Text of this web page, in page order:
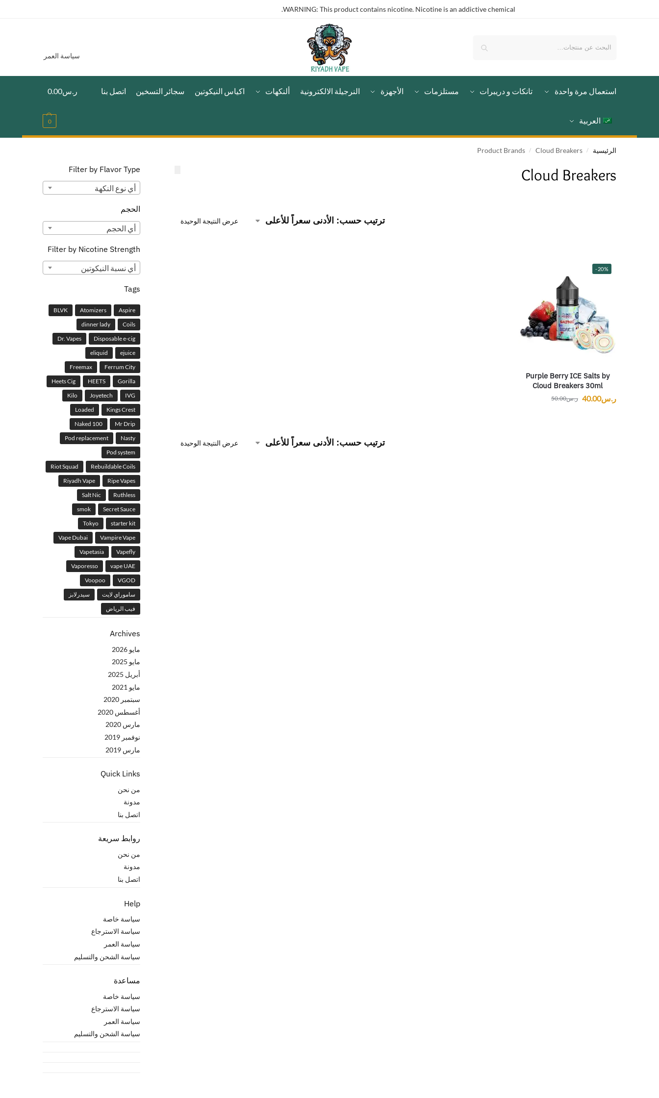
WARNING: This product contains nicotine. Nicotine is an addictive chemical.
سياسة العمر
استعمال مرة واحدة تانكات و دريبرات مستلزمات الأجهزة النرجيلة الالكترونية ألنكهات اكياس النيكوتين سجائر التسخين اتصل بنا
العربية
ر.س0.00
0
الرئيسية /
Product Brands / Cloud Breakers
Cloud Breakers
عرض النتيجة الوحيدة
-20%
Purple Berry ICE Salts by
Cloud Breakers 30ml
ر.س50.00 ر.س40.00
عرض النتيجة الوحيدة
Filter by Flavor Type
أي ‏نوع النكهة
الحجم
أي ‏الحجم
Filter by Nicotine Strength
أي ‏نسبة النيكوتين
Tags
Aspire
Atomizers
BLVK
Coils
dinner lady
Disposable e-cig
Dr. Vapes
ejuice
eliquid
Ferrum City
Freemax
Gorilla
HEETS
Heets Cig
IVG
Joyetech
Kilo
Kings Crest
Loaded
Mr Drip
Naked 100
Nasty
Pod replacement
Pod system
Rebuildable Coils
Riot Squad
Ripe Vapes
Riyadh Vape
Ruthless
Salt Nic
Secret Sauce
smok
starter kit
Tokyo
Vampire Vape
Vape Dubai
Vapefly
Vapetasia
vape UAE
Vaporesso
VGOD
Voopoo
ساموراي لايت
سيدرلابز
فيب الرياض
Archives
مايو 2026
مايو 2025
أبريل 2025
مايو 2021
سبتمبر 2020
أغسطس 2020
مارس 2020
نوفمبر 2019
مارس 2019
Quick Links
من نحن
مدونة
اتصل بنا
روابط سريعة
من نحن
مدونة
اتصل بنا
Help
سياسة خاصة
سياسة الاسترجاع
سياسة العمر
سياسة الشحن والتسليم
مساعدة
سياسة خاصة
سياسة الاسترجاع
سياسة العمر
سياسة الشحن والتسليم